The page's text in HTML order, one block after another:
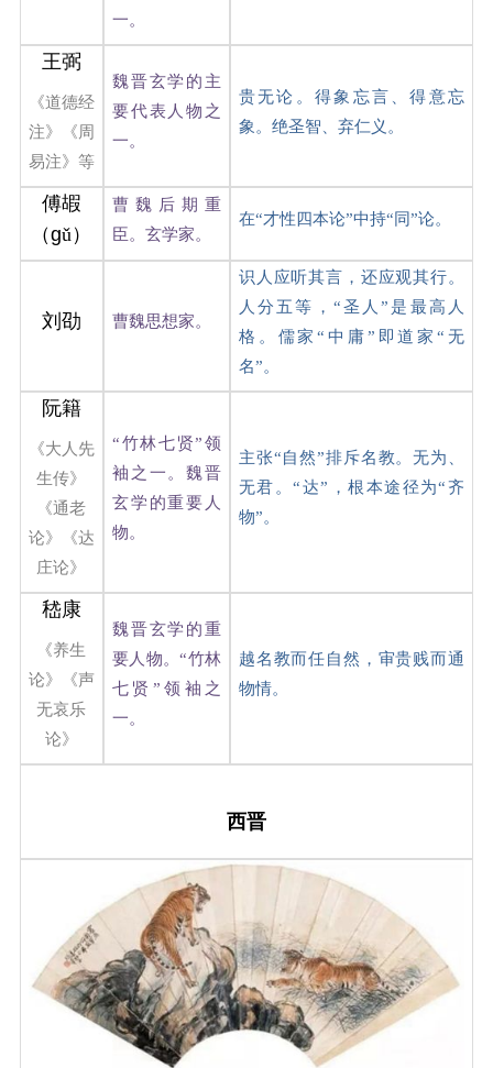
一。
王弼
《道德经
注》《周
易注》等
魏晋玄学的主
要代表人物之
一。
贵无论。得象忘言、得意忘
象。绝圣智、弃仁义。
傅嘏
（gǔ）
曹魏后期重
臣。玄学家。
在“才性四本论”中持“同”论。
刘劭 曹魏思想家。
识人应听其言，还应观其行。
人分五等，“圣人”是最高人
格。儒家“中庸”即道家“无
名”。
阮籍
《大人先
生传》
《通老
论》《达
庄论》
“竹林七贤”领
袖之一。魏晋
玄学的重要人
物。
主张“自然”排斥名教。无为、
无君。“达”，根本途径为“齐
物”。
嵇康
《养生
论》《声
无哀乐
论》
魏晋玄学的重
要人物。“竹林
七贤”领袖之
一。
越名教而任自然，审贵贱而通
物情。
西晋